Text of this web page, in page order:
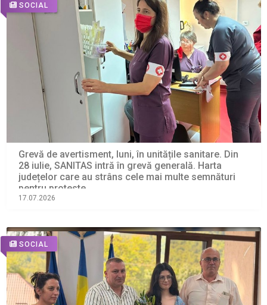
SOCIAL
Grevă de avertisment, luni, în unitățile sanitare. Din
28 iulie, SANITAS intră în grevă generală. Harta
județelor care au strâns cele mai multe semnături
pentru proteste
17.07.2026
SOCIAL